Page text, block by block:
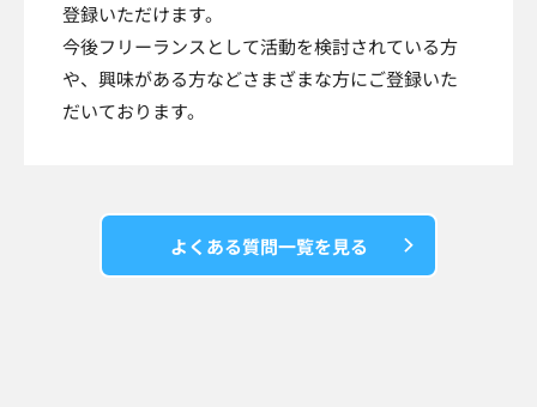
登録いただけます。
今後フリーランスとして活動を検討されている方
や、興味がある方などさまざまな方にご登録いた
だいております。
よくある質問一覧を見る